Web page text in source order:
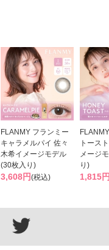
FLANMY フランミー
キャラメルパイ 佐々
木希イメージモデル
(30枚入り)
3,608円(税込)
トース
メージ
り)
1,815